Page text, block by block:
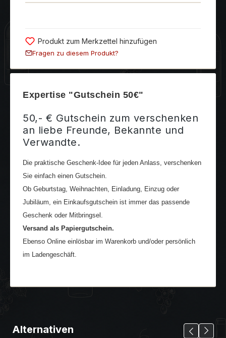
Produkt zum Merkzettel hinzufügen
Fragen zu diesem Produkt?
Expertise "Gutschein 50€"
50,- € Gutschein zum verschenken
an liebe Freunde, Bekannte und
Verwandte.
Die praktische Geschenk-Idee für jeden Anlass, verschenken
Sie einfach einen Gutschein.
Ob Geburtstag, Weihnachten, Einladung, Einzug oder
Jubiläum, ein Einkaufsgutschein ist immer das passende
Geschenk oder Mitbringsel.
Versand als Papiergutschein.
Ebenso Online einlösbar im Warenkorb und/oder persönlich
im Ladengeschäft.
Alternativen